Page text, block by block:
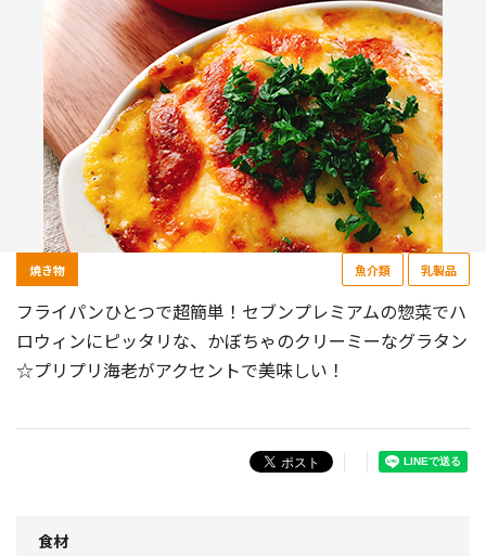
焼き物 魚介類 乳製品
フライパンひとつで超簡単！セブンプレミアムの惣菜でハ
ロウィンにピッタリな、かぼちゃのクリーミーなグラタン
☆プリプリ海老がアクセントで美味しい！
食材